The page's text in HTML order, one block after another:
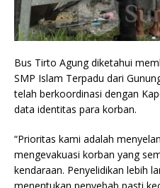
Bus Tirto Agung diketahui
SMP Islam Terpadu dari
telah berkoordinasi dengan
data identitas para korban.
“Prioritas kami adalah
mengevakuasi korban yang
kendaraan. Penyelidikan lebih